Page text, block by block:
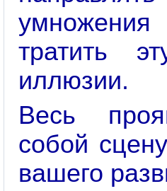
тратить
иллюзии.
Весь
собой
вашего